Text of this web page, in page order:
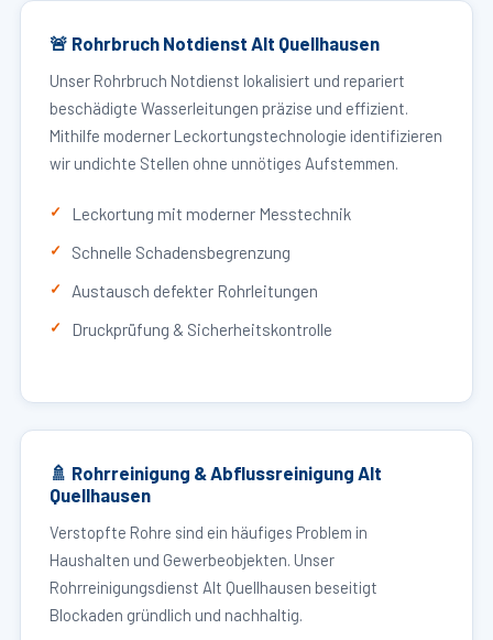
🚨 Rohrbruch Notdienst Alt Quellhausen
Unser Rohrbruch Notdienst lokalisiert und repariert
beschädigte Wasserleitungen präzise und effizient.
Mithilfe moderner Leckortungstechnologie identifizieren
wir undichte Stellen ohne unnötiges Aufstemmen.
Leckortung mit moderner Messtechnik
Schnelle Schadensbegrenzung
Austausch defekter Rohrleitungen
Druckprüfung & Sicherheitskontrolle
🚿 Rohrreinigung & Abflussreinigung Alt
Quellhausen
Verstopfte Rohre sind ein häufiges Problem in
Haushalten und Gewerbeobjekten. Unser
Rohrreinigungsdienst Alt Quellhausen beseitigt
Blockaden gründlich und nachhaltig.